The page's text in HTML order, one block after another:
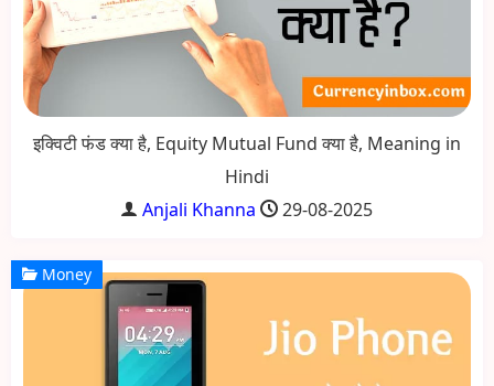
इक्विटी फंड क्या है, Equity Mutual Fund क्या है, Meaning in
Hindi
Anjali Khanna
29-08-2025
Money